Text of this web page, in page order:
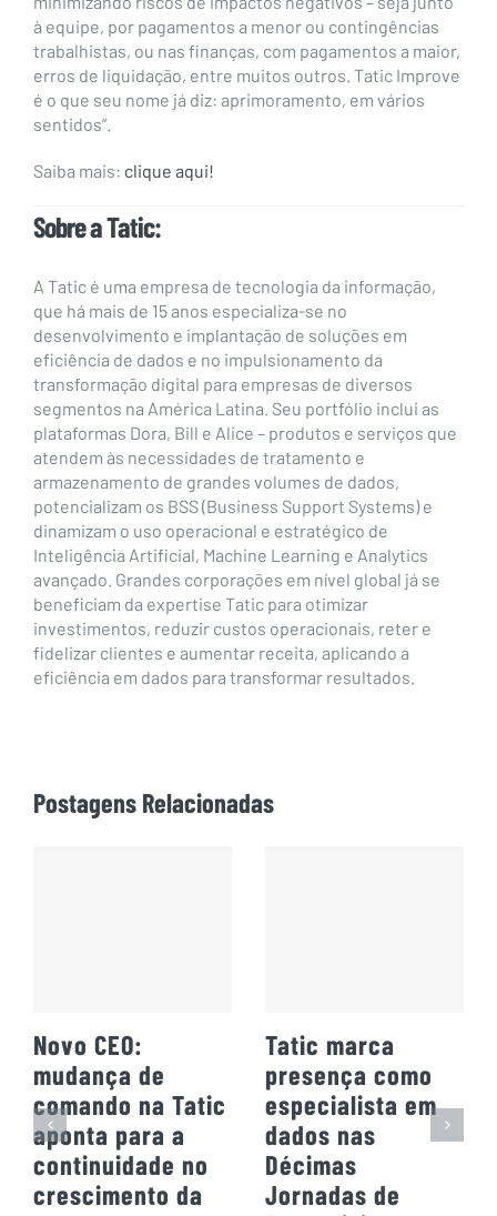
à equipe, por pagamentos a menor ou contingências
trabalhistas, ou nas finanças, com pagamentos a maior,
erros de liquidação, entre muitos outros. Tatic Improve
é o que seu nome já diz: aprimoramento, em vários
sentidos”.
Saiba mais: clique aqui!
Sobre a Tatic:
A Tatic é uma empresa de tecnologia da informação,
que há mais de 15 anos especializa-se no
desenvolvimento e implantação de soluções em
eficiência de dados e no impulsionamento da
transformação digital para empresas de diversos
segmentos na América Latina. Seu portfólio inclui as
plataformas Dora, Bill e Alice – produtos e serviços que
atendem às necessidades de tratamento e
armazenamento de grandes volumes de dados,
potencializam os BSS (Business Support Systems) e
dinamizam o uso operacional e estratégico de
Inteligência Artificial, Machine Learning e Analytics
avançado. Grandes corporações em nível global já se
beneficiam da expertise Tatic para otimizar
investimentos, reduzir custos operacionais, reter e
fidelizar clientes e aumentar receita, aplicando a
eficiência em dados para transformar resultados.
Postagens Relacionadas
Novo CEO:
mudança de
comando na Tatic
aponta para a
continuidade no
crescimento da
Tatic marca
presença como
especialista em
dados nas
Décimas
Jornadas de